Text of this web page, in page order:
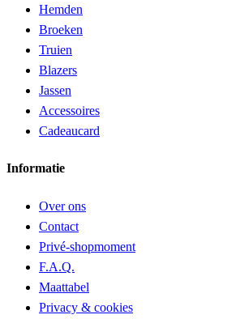
Hemden
Broeken
Truien
Blazers
Jassen
Accessoires
Cadeaucard
Informatie
Over ons
Contact
Privé-shopmoment
F.A.Q.
Maattabel
Privacy & cookies